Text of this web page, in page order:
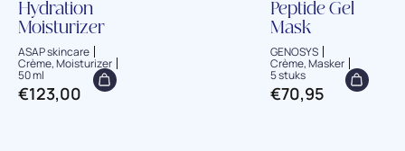
Hydration
Moisturizer
ASAP skincare
Crème, Moisturizer
50 ml
€123,00
Peptide Gel
Mask
GENOSYS
Crème, Masker
5 stuks
€70,95